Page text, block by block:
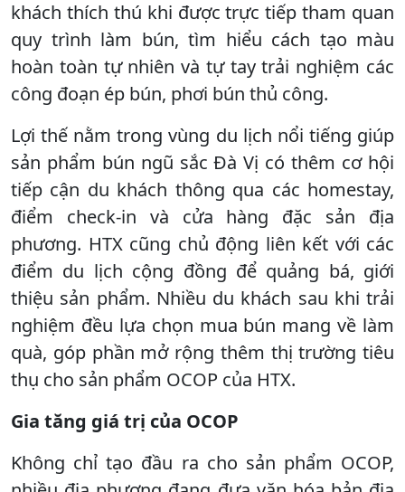
khách thích thú khi được trực tiếp tham quan
quy trình làm bún, tìm hiểu cách tạo màu
hoàn toàn tự nhiên và tự tay trải nghiệm các
công đoạn ép bún, phơi bún thủ công.
Lợi thế nằm trong vùng du lịch nổi tiếng giúp
sản phẩm bún ngũ sắc Đà Vị có thêm cơ hội
tiếp cận du khách thông qua các homestay,
điểm check-in và cửa hàng đặc sản địa
phương. HTX cũng chủ động liên kết với các
điểm du lịch cộng đồng để quảng bá, giới
thiệu sản phẩm. Nhiều du khách sau khi trải
nghiệm đều lựa chọn mua bún mang về làm
quà, góp phần mở rộng thêm thị trường tiêu
thụ cho sản phẩm OCOP của HTX.
Gia tăng giá trị của OCOP
Không chỉ tạo đầu ra cho sản phẩm OCOP,